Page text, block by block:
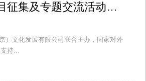
2026香港演艺博览内地演艺项目征集及专题交流活动（深圳专场）成功举办
）文化发展有限公司联合主办，国家对外
持...